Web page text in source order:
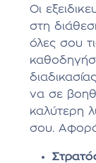
Οι
στη
όλες σου
να σε
καλύτερη
σου.